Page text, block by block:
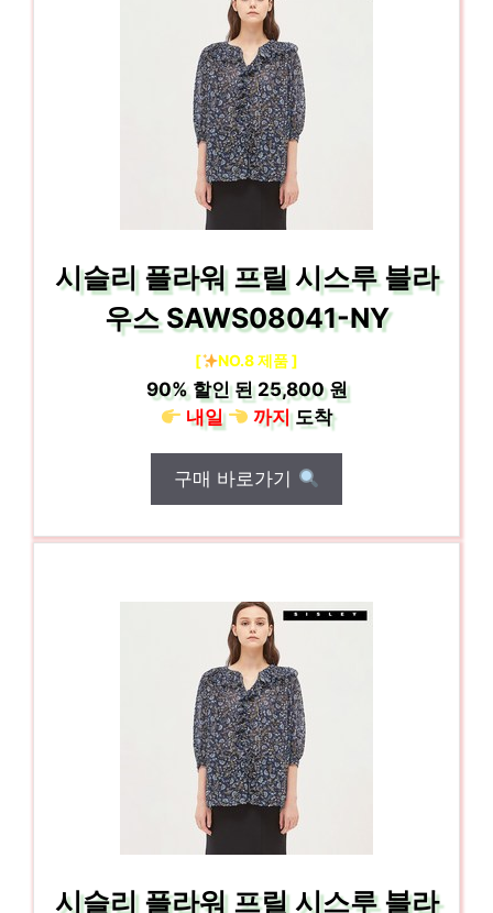
시슬리 플라워 프릴 시스루 블라
우스 SAWS08041-NY
[ NO.8 제품 ]
90%할인 된25,800 원
내일
까지도착
구매 바로가기
시슬리 플라워 프릴 시스루 블라